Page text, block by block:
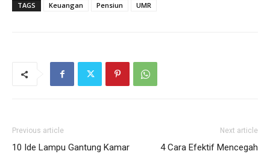
TAGS Keuangan Pensiun UMR
Previous article
10 Ide Lampu Gantung Kamar
Next article
4 Cara Efektif Mencegah